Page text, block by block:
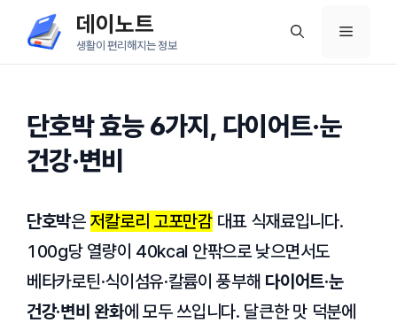
츠
데이노트
생활이 편리해지는 정보
메
단호박 효능 6가지, 다이어트·눈
건강·변비
단호박은 저칼로리 고포만감대표 식재료입니다.
100g당 열량이 40kcal 안팎으로 낮으면서도
베타카로틴·식이섬유·칼륨이 풍부해 다이어트·눈
건강·변비 완화에 모두 쓰입니다. 달큰한 맛 덕분에